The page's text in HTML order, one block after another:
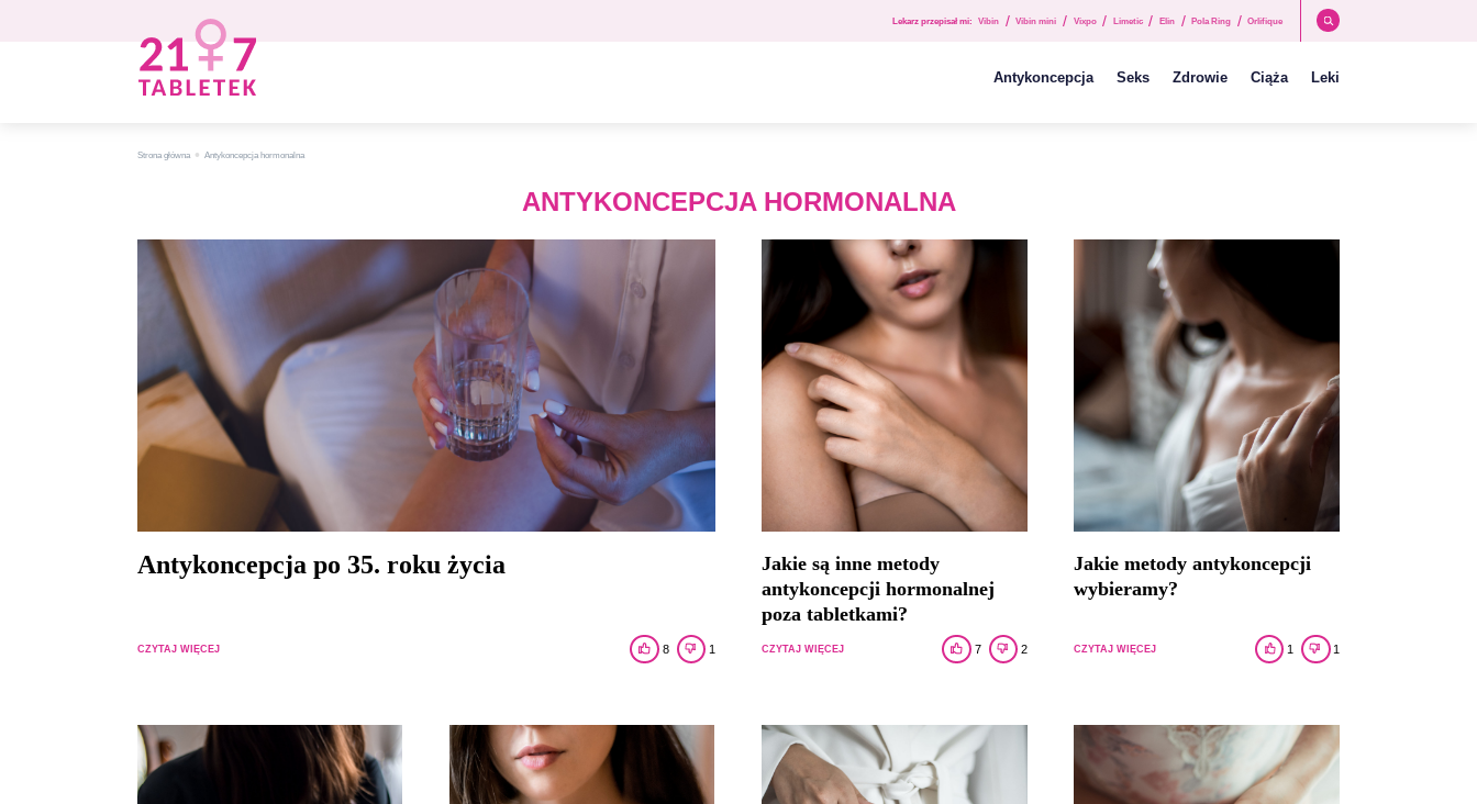
Lekarz przepisał mi: Vibin / Vibin mini / Vixpo / Limetic / Elin / Pola Ring / Orlifique
Antykoncepcja Seks Zdrowie Ciąża Leki
Strona główna • Antykoncepcja hormonalna
ANTYKONCEPCJA HORMONALNA
Antykoncepcja po 35. roku życia
CZYTAJ WIĘCEJ 8 1
Jakie są inne metody
antykoncepcji hormonalnej
poza tabletkami?
CZYTAJ WIĘCEJ 7 2
Jakie metody antykoncepcji
wybieramy?
CZYTAJ WIĘCEJ 1 1